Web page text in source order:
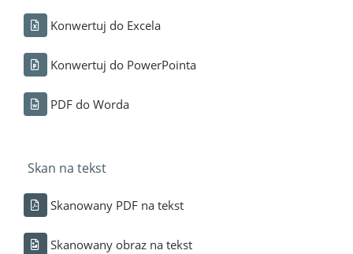
Konwertuj do Excela
Konwertuj do PowerPointa
PDF do Worda
Skan na tekst
Skanowany PDF na tekst
Skanowany obraz na tekst